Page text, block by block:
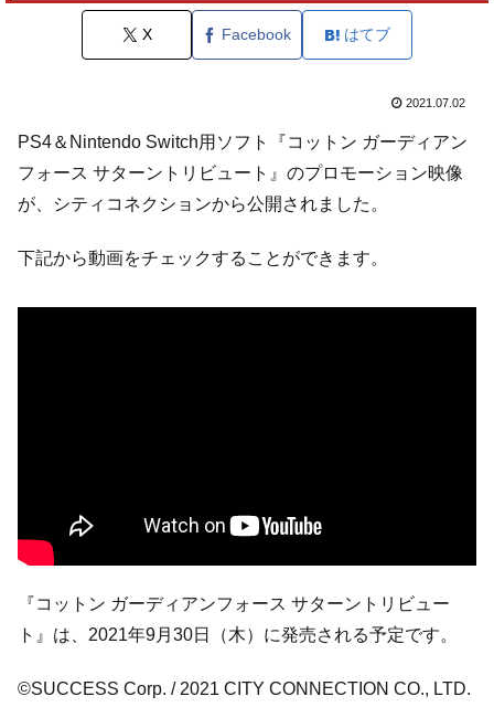
X Facebook はてブ
2021.07.02
PS4＆Nintendo Switch用ソフト『コットン ガーディアン
フォース サターントリビュート』のプロモーション映像
が、シティコネクションから公開されました。
下記から動画をチェックすることができます。
『コットン ガーディアンフォース サターントリビュー
ト』は、2021年9月30日（木）に発売される予定です。
©SUCCESS Corp. / 2021 CITY CONNECTION CO., LTD.